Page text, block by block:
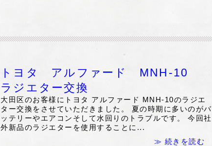
トヨタ アルファード MNH-10
ラジエター交換
大田区のお客様にトヨタ アルファード MNH-10のラジエ
ター交換をさせていただきました。 夏の時期に多いのがバ
ッテリーやエアコンそして水回りのトラブルです。 今回社
外新品のラジエターを使用することに...
≫ 続きを読む